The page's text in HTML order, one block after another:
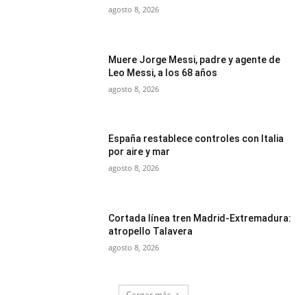
agosto 8, 2026
Muere Jorge Messi, padre y agente de
Leo Messi, a los 68 años
agosto 8, 2026
España restablece controles con Italia
por aire y mar
agosto 8, 2026
Cortada línea tren Madrid-Extremadura:
atropello Talavera
agosto 8, 2026